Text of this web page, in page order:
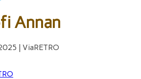
Annan
| ViaRETRO